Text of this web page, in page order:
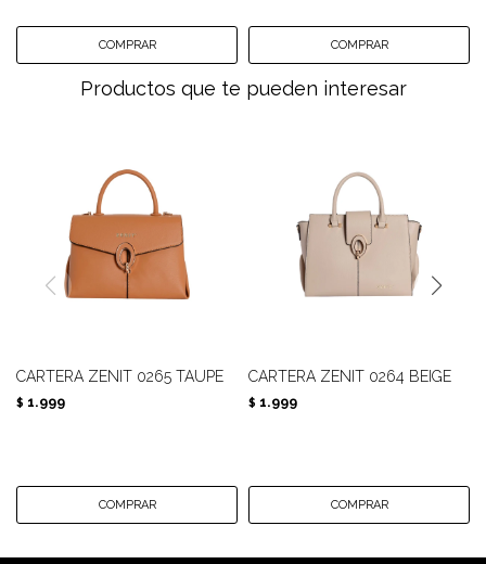
Productos que te pueden interesar
CARTERA ZENIT 0265 TAUPE
$ 1.999
CARTERA ZENIT 0264 BEIGE
$ 1.999